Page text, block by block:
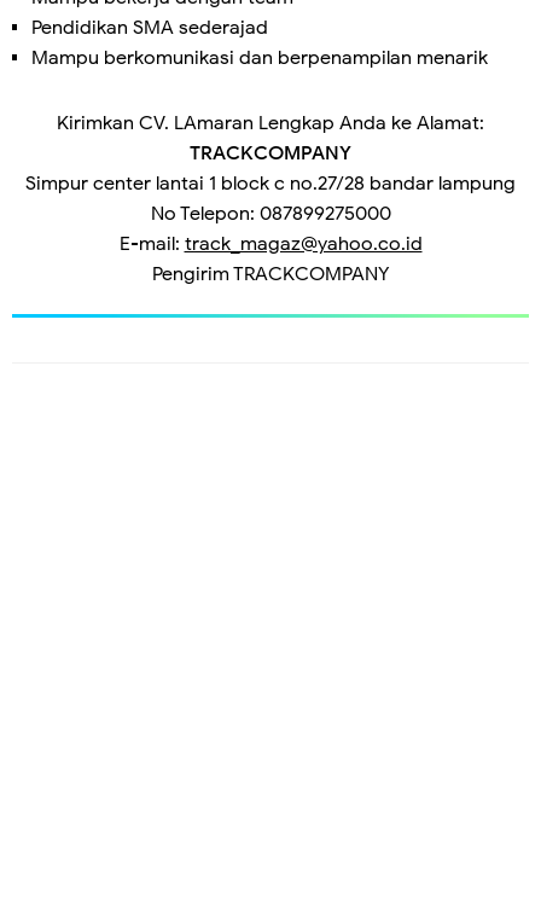
Pendidikan SMA sederajad
Mampu berkomunikasi dan berpenampilan menarik
Kirimkan CV. LAmaran Lengkap Anda ke Alamat:
TRACKCOMPANY
Simpur center lantai 1 block c no.27/28 bandar lampung
No Telepon: 087899275000
E-mail: track_magaz@yahoo.co.id
Pengirim TRACKCOMPANY